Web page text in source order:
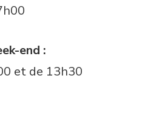
end :
et de 13h30